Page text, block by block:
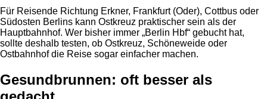
Für Reisende Richtung Erkner, Frankfurt (Oder), Cottbus oder
Südosten Berlins kann Ostkreuz praktischer sein als der
Hauptbahnhof. Wer bisher immer „Berlin Hbf“ gebucht hat,
sollte deshalb testen, ob Ostkreuz, Schöneweide oder
Ostbahnhof die Reise sogar einfacher machen.
Gesundbrunnen: oft besser als